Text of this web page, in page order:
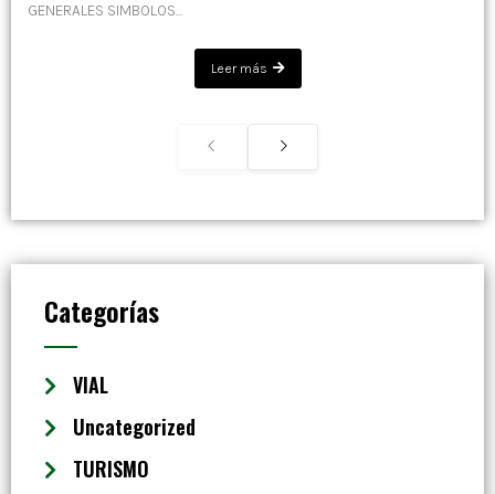
GENERALES SIMBOLOS...
Leer más
Categorías
VIAL
Uncategorized
TURISMO